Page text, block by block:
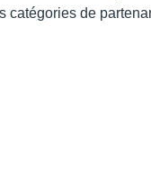
catégories de